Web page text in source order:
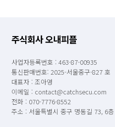
주식회사 오내피플
사업자등록번호 : 463-87-00935
통신판매번호: 2025-서울중구-827 호
대표자 : 조아영
이메일 : contact@catchsecu.com
전화 : 070-7776-8552
주소 : 서울특별시 중구 명동길 73, 6